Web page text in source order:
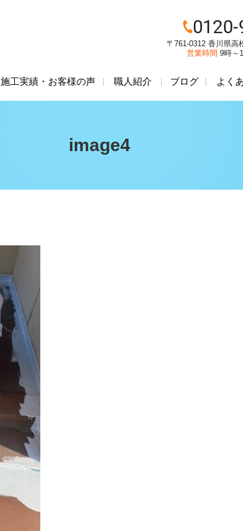
〒761-0312 香川県高
営業時間 9時～
施工実績・お客様の声 職人紹介 ブログ よく
image4